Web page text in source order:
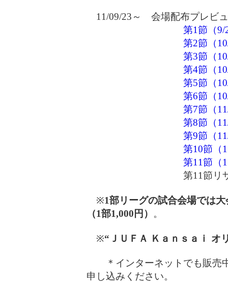
11/09/23～ 会場配布プレビ
第1節（9/
第2節（
第3節（
第4節（
第5節（
第6節（
第7節（
第8節（
第9節（
第10節（
第11節（
第11節リザ
※1部リーグの試合会場では
（1部1,000円） 。
※“ＪＵＦＡ Ｋａｎｓａｉ オ
＊インターネットでも販売
申し込みください。